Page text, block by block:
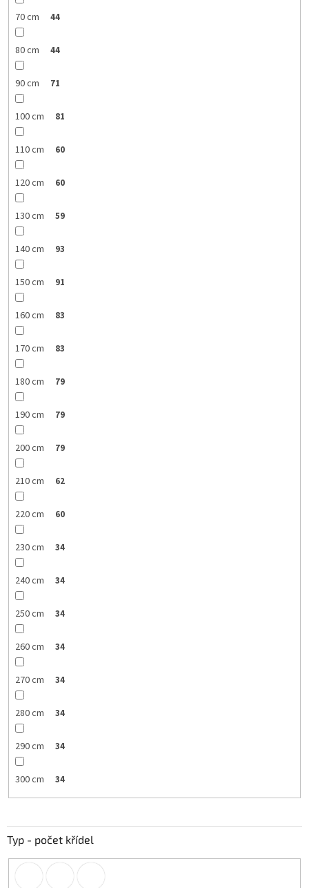
70 cm 44
80 cm 44
90 cm 71
100 cm 81
110 cm 60
120 cm 60
130 cm 59
140 cm 93
150 cm 91
160 cm 83
170 cm 83
180 cm 79
190 cm 79
200 cm 79
210 cm 62
220 cm 60
230 cm 34
240 cm 34
250 cm 34
260 cm 34
270 cm 34
280 cm 34
290 cm 34
300 cm 34
Typ - počet křídel